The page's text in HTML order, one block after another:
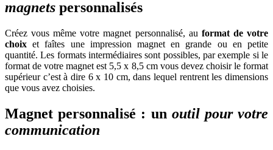
magnets personnalisés
Créez vous même votre magnet personnalisé, au format de votre
choix et faîtes une impression magnet en grande ou en petite
quantité. Les formats intermédiaires sont possibles, par exemple si le
format de votre magnet est 5,5 x 8,5 cm vous devez choisir le format
supérieur c’est à dire 6 x 10 cm, dans lequel rentrent les dimensions
que vous avez choisies.
Magnet personnalisé : un outil pour votre
communication